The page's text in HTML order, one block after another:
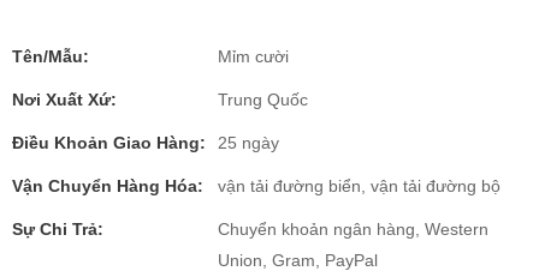
Tên/Mẫu: Mỉm cười
Nơi Xuất Xứ: Trung Quốc
Điều Khoản Giao Hàng: 25 ngày
Vận Chuyển Hàng Hóa: vận tải đường biển, vận tải đường bộ
Sự Chi Trả:
Chuyển khoản ngân hàng, Western
Union, Gram, PayPal